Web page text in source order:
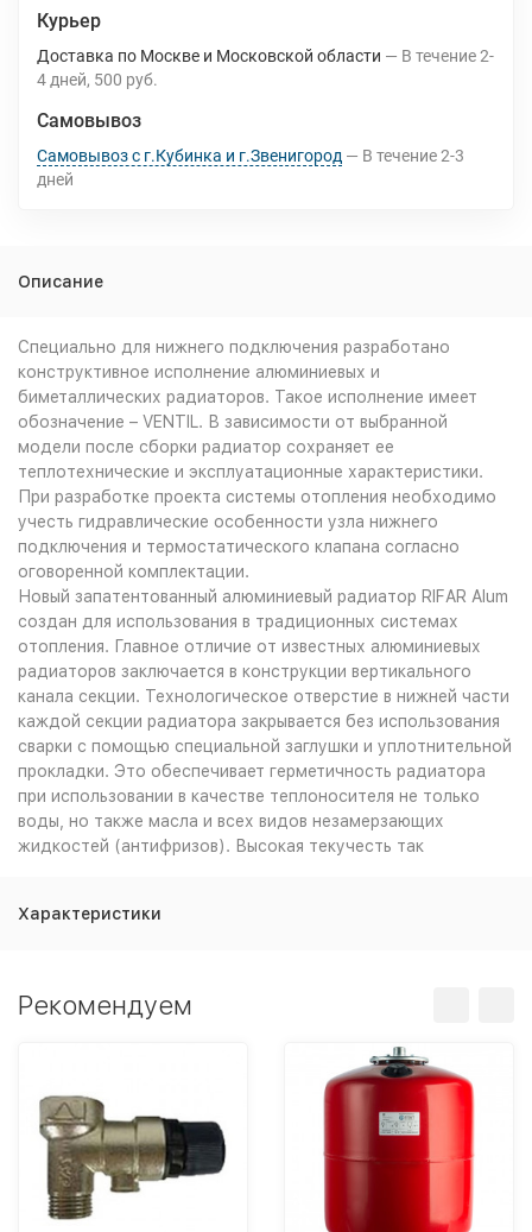
Курьер
Доставка по Москве и Московской области В течение2-
4 дней 500 руб.
Самовывоз
Самовывоз с г.Кубинка и г.Звенигород В течение2-3
дней
Описание
Специально для нижнего подключения разработано
конструктивное исполнение алюминиевых и
биметаллических радиаторов. Такое исполнение имеет
обозначение – VENTIL. В зависимости от выбранной
модели после сборки радиатор сохраняет ее
теплотехнические и эксплуатационные характеристики.
При разработке проекта системы отопления необходимо
учесть гидравлические особенности узла нижнего
подключения и термостатического клапана согласно
оговоренной комплектации.
Новый запатентованный алюминиевый радиатор RIFAR Alum
создан для использования в традиционных системах
отопления. Главное отличие от известных алюминиевых
радиаторов заключается в конструкции вертикального
канала секции. Технологическое отверстие в нижней части
каждой секции радиатора закрывается без использования
сварки с помощью специальной заглушки и уплотнительной
прокладки. Это обеспечивает герметичность радиатора
при использовании в качестве теплоносителя не только
воды, но также масла и всех видов незамерзающих
жидкостей (антифризов). Высокая текучесть так
Характеристики
Рекомендуем